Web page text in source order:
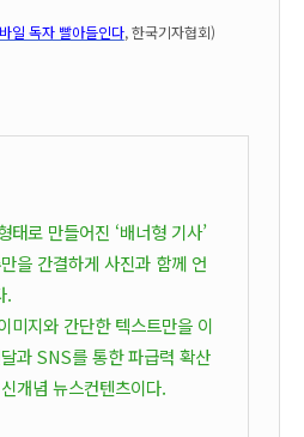
일 독자 빨아들인다, 한국기자협회)
태로 만들어진 ‘배너형 기사’
을 간결하게 사진과 함께 언
.
미지와 간단한 텍스트만을 이
과 SNS를 통한 파급력 확산
개념 뉴스컨텐츠이다.